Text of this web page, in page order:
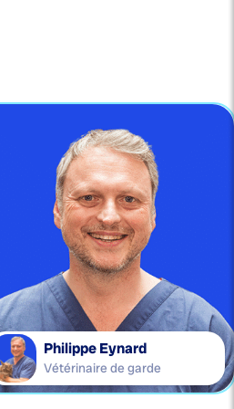
Philippe Eynard
Vétérinaire de garde